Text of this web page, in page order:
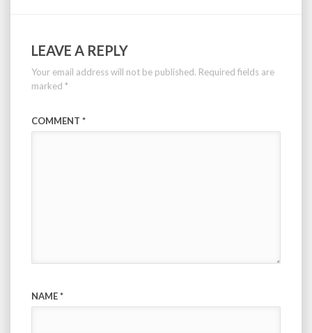
LEAVE A REPLY
Your email address will not be published. Required fields are
marked *
COMMENT *
NAME*